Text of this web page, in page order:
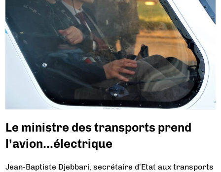
Le ministre des transports prend
l’avion…électrique
Jean-Baptiste Djebbari, secrétaire d’Etat aux transports